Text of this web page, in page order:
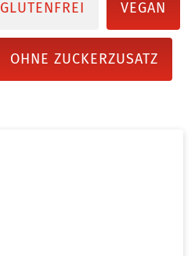
GLUTENFREI VEGAN
OHNE ZUCKERZUSATZ